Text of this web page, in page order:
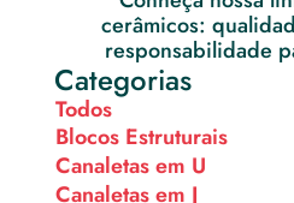
cerâmicos:
responsabilidade
Categorias
Todos
Blocos Estruturais
Canaletas em U
Canaletas em J